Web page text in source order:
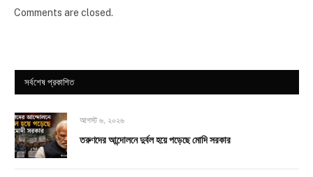
Comments are closed.
সর্বশেষ প্রকাশিত
আগস্ট ৬, ২০২৬
তরুণদের আন্দোলনে দুর্বল হয়ে পড়েছে মোদি সরকার